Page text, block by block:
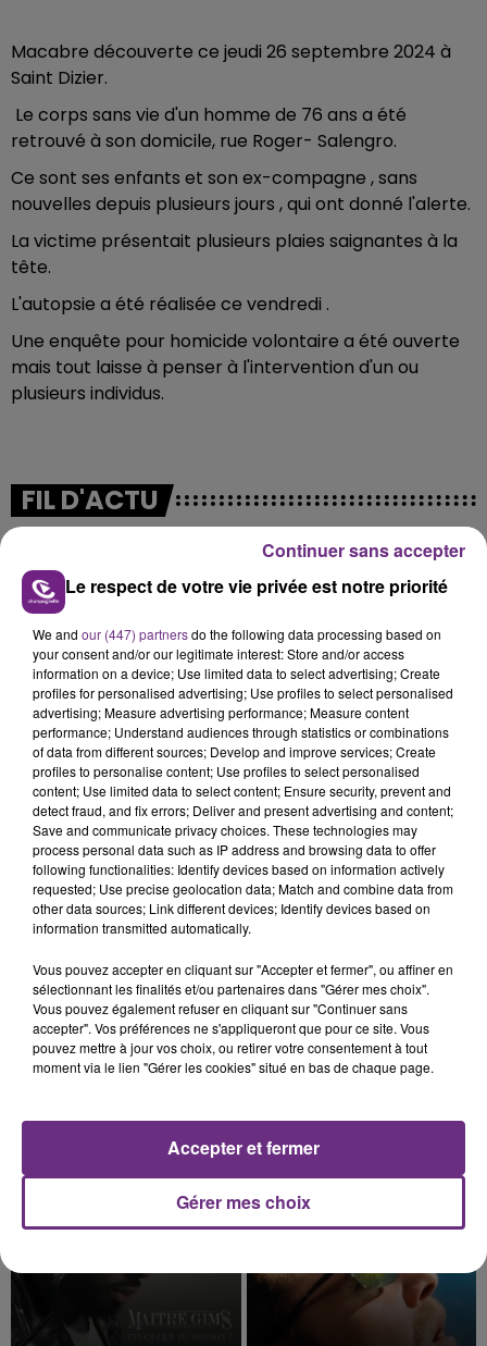
Macabre découverte ce jeudi 26 septembre 2024 à
Saint Dizier.
Le corps sans vie d'un homme de 76 ans a été
retrouvé à son domicile, rue Roger- Salengro.
Ce sont ses enfants et son ex-compagne , sans
nouvelles depuis plusieurs jours , qui ont donné l'alerte.
La victime présentait plusieurs plaies saignantes à la
tête.
L'autopsie a été réalisée ce vendredi .
Une enquête pour homicide volontaire a été ouverte
mais tout laisse à penser à l'intervention d'un ou
plusieurs individus.
FIL D'ACTU
11h37
LA CENTRALE NUCLÉAIRE DE CHOOZ
TOUJOURS À L'ARRÊT
Cela fait déjà une semaine que la centrale
nucléaire ardennaise est à l'arrêt. Une situation
justifiée par la sécheresse intense qui est toujours
présente.
10h16
LE MAGASIN JOUÉCLUB DE REIMS FERME
SES PORTES
C'était l'une des institutions du centre-ville
TITRES DIFFUSÉS
16h39
16h39
Le respect de votre vie privée est notre priorité
We and our (447) partnersdo the following data processing based on
your consent and/or our legitimate interest: Store and/or access
information on a device; Use limited data to select advertising; Create
profiles for personalised advertising; Use profiles to select personalised
advertising; Measure advertising performance; Measure content
performance; Understand audiences through statistics or combinations
of data from different sources; Develop and improve services; Create
profiles to personalise content; Use profiles to select personalised
content; Use limited data to select content; Ensure security, prevent and
detect fraud, and fix errors; Deliver and present advertising and content;
Save and communicate privacy choices. These technologies may
process personal data such as IP address and browsing data to offer
following functionalities: Identify devices based on information actively
requested; Use precise geolocation data; Match and combine data from
other data sources; Link different devices; Identify devices based on
information transmitted automatically.
Vous pouvez accepter en cliquant sur "Accepter et fermer", ou affiner en
sélectionnant les finalités et/ou partenaires dans "Gérer mes choix".
Vous pouvez également refuser en cliquant sur "Continuer sans
accepter". Vos préférences ne s'appliqueront que pour ce site. Vous
pouvez mettre à jour vos choix, ou retirer votre consentement à tout
moment via le lien "Gérer les cookies" situé en bas de chaque page.
Gérer mes choix
Accepter et fermer
Continuer sans accepter